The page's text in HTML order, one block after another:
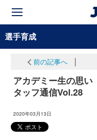
選手育成
前の記事へ
アカデミー生の思
タッフ通信Vol.28
2020年03月13日